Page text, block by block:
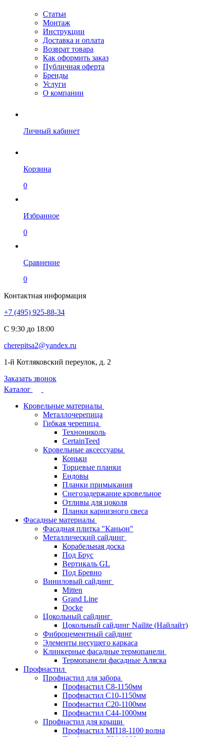
Статьи
Монтаж
Инструкции
Доставка и оплата
Возврат товара
Как оформить заказ
Публичная оферта
Бренды
Услуги
О компании
Личный кабинет
Корзина
0
Избранное
0
Сравнение
0
Контактная информация
+7 (495) 925-88-34
С 9:30 до 18:00
cherepitsa2@yandex.ru
1-й Котляковский переулок, д. 2
Заказать звонок
Каталог
Кровельные материалы
Металлочерепица
Гибкая черепица
Технониколь
CertainTeed
Кровельные аксессуары
Коньки
Торцевые планки
Ендовы
Планки примыкания
Снегозадержание кровельное
Отливы для цоколя
Планки карнизного свеса
Фасадные материалы
Фасадная плитка "Каньон"
Металлический сайдинг
Корабельная доска
Под Брус
Вертикаль GL
Под Бревно
Виниловый сайдинг
Mitten
Grand Line
Docke
Цокольный сайдинг
Цокольный сайдинг Nailite (Найлайт)
Фиброцементный сайдинг
Элементы несущего каркаса
Клинкерные фасадные термопанели
Термопанели фасадные Аляска
Профнастил
Профнастил для забора
Профнастил С8-1150мм
Профнастил С10-1150мм
Профнастил С20-1100мм
Профнастил С44-1000мм
Профнастил для крыши
Профнастил МП18-1100 волна